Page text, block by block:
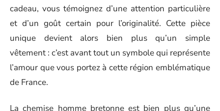
cadeau, vous témoignez d’une attention particulière
et d’un goût certain pour l’originalité. Cette pièce
unique devient alors bien plus qu’un simple
vêtement : c’est avant tout un symbole qui représente
l’amour que vous portez à cette région emblématique
de France.
La chemise homme bretonne est bien plus qu’une